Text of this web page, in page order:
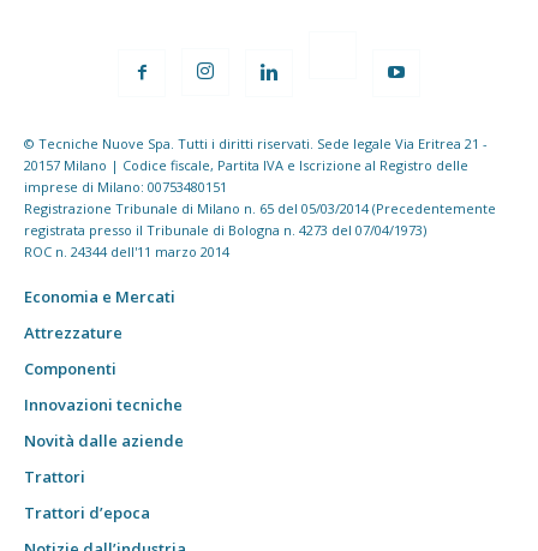
© Tecniche Nuove Spa. Tutti i diritti riservati. Sede legale Via Eritrea 21 -
20157 Milano | Codice fiscale, Partita IVA e Iscrizione al Registro delle
imprese di Milano: 00753480151
Registrazione Tribunale di Milano n. 65 del 05/03/2014 (Precedentemente
registrata presso il Tribunale di Bologna n. 4273 del 07/04/1973)
ROC n. 24344 dell'11 marzo 2014
Economia e Mercati
Attrezzature
Componenti
Innovazioni tecniche
Novità dalle aziende
Trattori
Trattori d’epoca